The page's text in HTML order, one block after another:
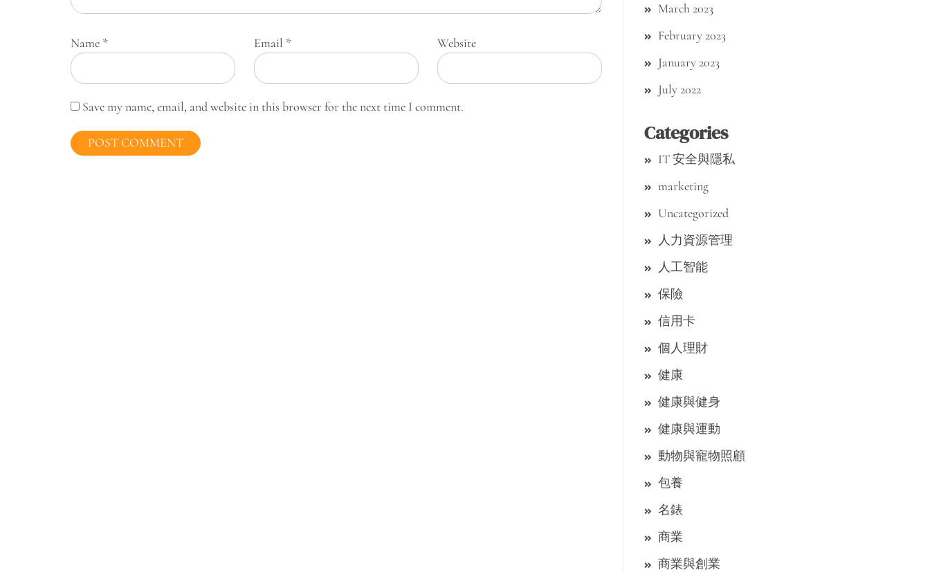
Name * Email * Website
Save my name, email, and website in this browser for the next time I comment.
March 2023
February 2023
January 2023
July 2022
Categories
IT 安全與隱私
marketing
Uncategorized
人力資源管理
人工智能
保險
信用卡
個人理財
健康
健康與健身
健康與運動
動物與寵物照顧
包養
名錶
商業
商業與創業